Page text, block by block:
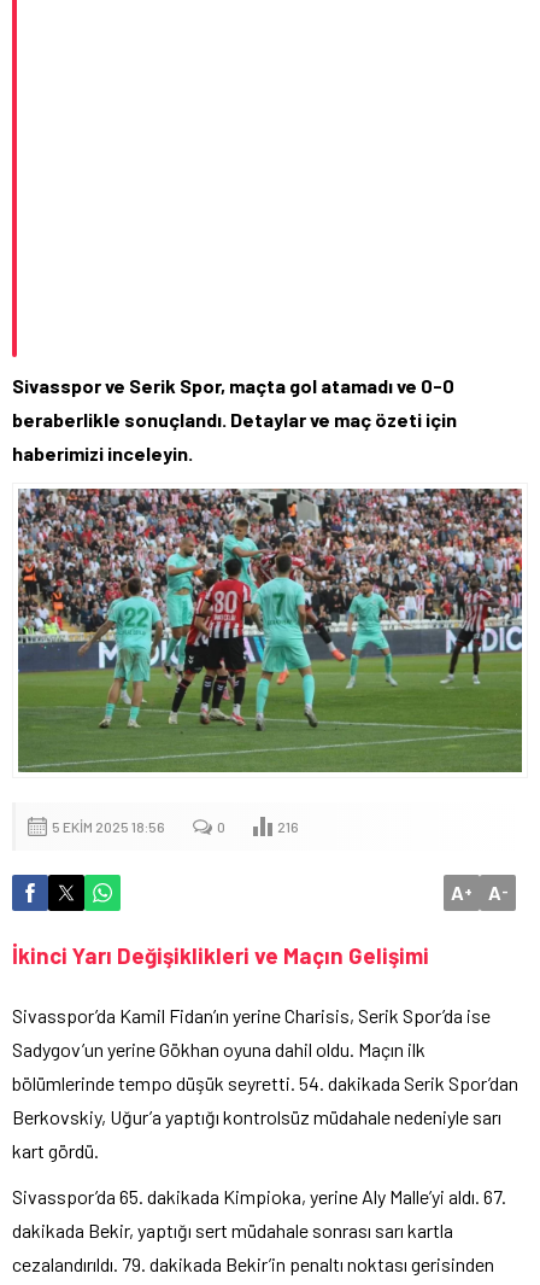
Sivasspor ve Serik Spor, maçta gol atamadı ve 0-0
beraberlikle sonuçlandı. Detaylar ve maç özeti için
haberimizi inceleyin.
5 EKIM 2025 18:56 0 216
A+ A-
İkinci Yarı Değişiklikleri ve Maçın Gelişimi
Sivasspor’da Kamil Fidan’ın yerine Charisis, Serik Spor’da ise
Sadygov’un yerine Gökhan oyuna dahil oldu. Maçın ilk
bölümlerinde tempo düşük seyretti. 54. dakikada Serik Spor’dan
Berkovskiy, Uğur’a yaptığı kontrolsüz müdahale nedeniyle sarı
kart gördü.
Sivasspor’da 65. dakikada Kimpioka, yerine Aly Malle’yi aldı. 67.
dakikada Bekir, yaptığı sert müdahale sonrası sarı kartla
cezalandırıldı. 79. dakikada Bekir’in penaltı noktası gerisinden